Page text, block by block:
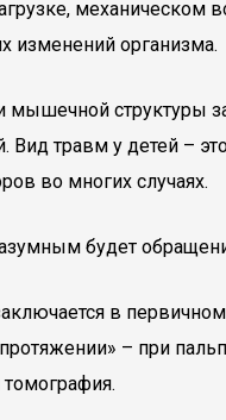
механическом
изменений организма.
мышечной структуры
Вид травм у детей
во многих случаях.
будет
в
– при